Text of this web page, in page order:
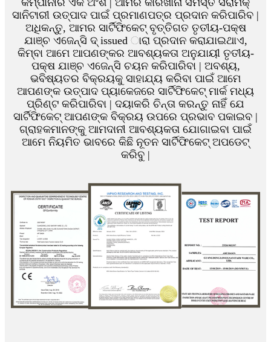
ସାନିଟାରୀ ଉତ୍ପାଦ ପାଇଁ ପ୍ରମାଣପତ୍ର ପ୍ରଦାନ କରିପାରିବ |
ଅଧିକନ୍ତୁ, ଆମର ସାର୍ଟିଫିକେଟ୍ ବୃତ୍ତିଗତ ତୃତୀୟ-ପକ୍ଷ
ଯାଞ୍ଚ ଏଜେନ୍ସି ଦ୍ issued ାରା ପ୍ରଦାନ କରାଯାଇଥାଏ,
କିମ୍ବା ଆମେ ଆପଣଙ୍କର ଆବଶ୍ୟକତା ଅନୁଯାୟୀ ତୃତୀୟ-
ପକ୍ଷ ଯାଞ୍ଚ ଏଜେନ୍ସି ଚୟନ କରିପାରିବା | ଅବଶ୍ୟ,
ଭବିଷ୍ୟତର ବିକ୍ରୟକୁ ସାହାଯ୍ୟ କରିବା ପାଇଁ ଆମେ
ଆପଣଙ୍କ ଉତ୍ପାଦ ପ୍ୟାକେଜରେ ସାର୍ଟିଫିକେଟ୍ ମାର୍କ ମଧ୍ୟ
ପ୍ରିଣ୍ଟ କରିପାରିବା | ଦୟାକରି ଚିନ୍ତା କରନ୍ତୁ ନାହିଁ ଯେ
ସାର୍ଟିଫିକେଟ୍ ଆପଣଙ୍କ ବିକ୍ରୟ ଉପରେ ପ୍ରଭାବ ପକାଇବ |
ଗ୍ରାହକମାନଙ୍କୁ ଆମଦାନୀ ଆବଶ୍ୟକତା ଯୋଗାଇବା ପାଇଁ
ଆମେ ନିୟମିତ ଭାବରେ କିଛି ନୂତନ ସାର୍ଟିଫିକେଟ୍ ଅପଡେଟ୍
କରିବୁ |